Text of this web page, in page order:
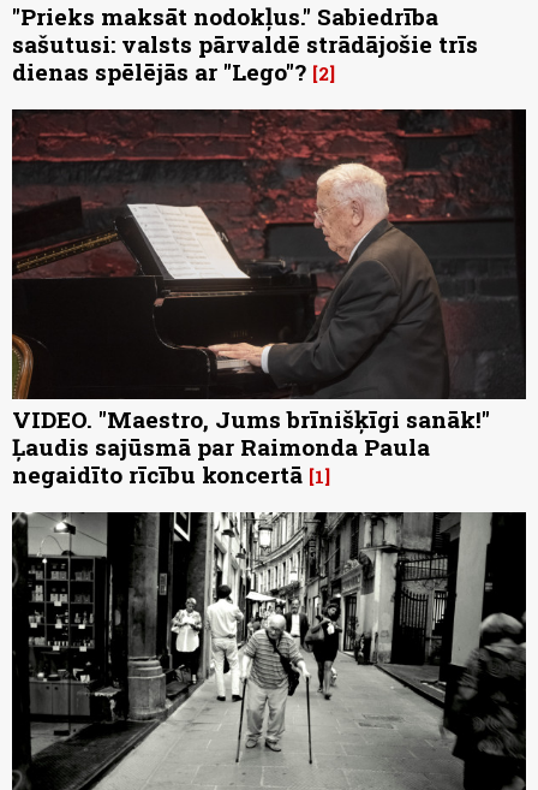
"Prieks maksāt nodokļus." Sabiedrība
sašutusi: valsts pārvaldē strādājošie trīs
dienas spēlējās ar "Lego"? 2
VIDEO. "Maestro, Jums brīnišķīgi sanāk!"
Ļaudis sajūsmā par Raimonda Paula
negaidīto rīcību koncertā 1